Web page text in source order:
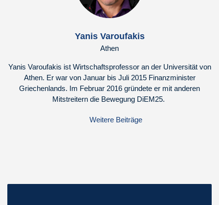
Yanis Varoufakis
Athen
Yanis Varoufakis ist Wirtschaftsprofessor an der Universität von
Athen. Er war von Januar bis Juli 2015 Finanzminister
Griechenlands. Im Februar 2016 gründete er mit anderen
Mitstreitern die Bewegung DiEM25.
Weitere Beiträge